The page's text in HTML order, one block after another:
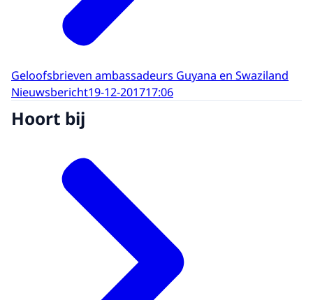
Geloofsbrieven ambassadeurs Guyana en Swaziland
Nieuwsbericht19-12-201717:06
Hoort bij